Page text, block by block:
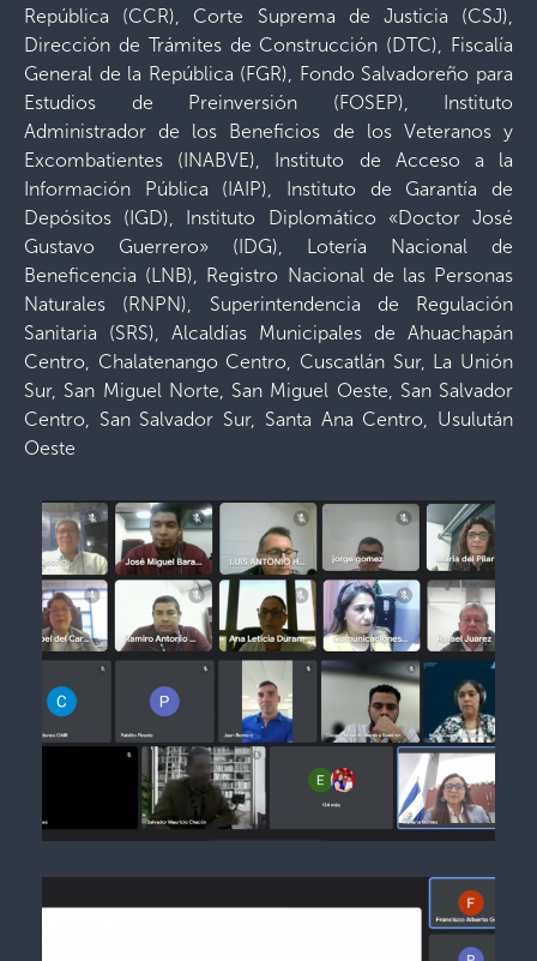
República (CCR), Corte Suprema de Justicia (CSJ),
Dirección de Trámites de Construcción (DTC), Fiscalía
General de la República (FGR), Fondo Salvadoreño para
Estudios de Preinversión (FOSEP), Instituto
Administrador de los Beneficios de los Veteranos y
Excombatientes (INABVE), Instituto de Acceso a la
Información Pública (IAIP), Instituto de Garantía de
Depósitos (IGD), Instituto Diplomático «Doctor José
Gustavo Guerrero» (IDG), Lotería Nacional de
Beneficencia (LNB), Registro Nacional de las Personas
Naturales (RNPN), Superintendencia de Regulación
Sanitaria (SRS), Alcaldías Municipales de Ahuachapán
Centro, Chalatenango Centro, Cuscatlán Sur, La Unión
Sur, San Miguel Norte, San Miguel Oeste, San Salvador
Centro, San Salvador Sur, Santa Ana Centro, Usulután
Oeste